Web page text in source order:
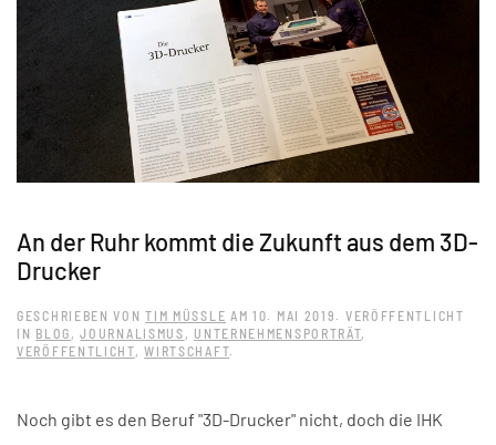
An der Ruhr kommt die Zukunft aus dem 3D-
Drucker
GESCHRIEBEN VONTIM MÜSSLE AM10. MAI 2019
. VERÖFFENTLICHT
IN BLOG ,JOURNALISMUS UNTERNEHMENSPORTRÄT
VERÖFFENTLICHT ,WIRTSCHAFT
Noch gibt es den Beruf "3D-Drucker" nicht, doch die IHK